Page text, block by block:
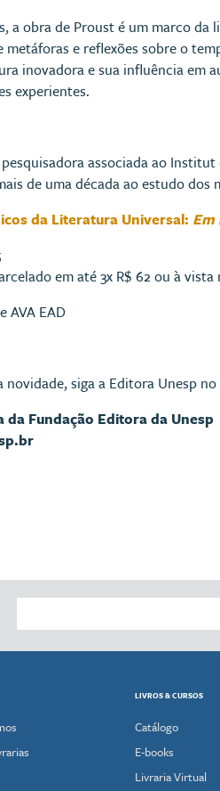
a obra de Proust é um marco
metáforas e reflexões sobre o
inovadora e sua influência em
experientes.
associada ao
de uma década ao estudo dos
da Literatura Universal:
em até 3x R$ 62 ou à
AVA EAD
novidade, siga a Editora Unesp no
Fundação Editora da Unesp
LIVROS & CURSOS
Catálogo
E-books
Livraria Virtual